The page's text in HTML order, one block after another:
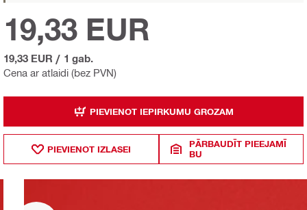
Cena ar atlaidi (bez PVN)
19,33 EUR
19,33 EUR / 1 gab.
PIEVIENOT IEPIRKUMU GROZAM
PIEVIENOT IZLASEI
PĀRBAUDĪT PIEEJAMĪ
BU